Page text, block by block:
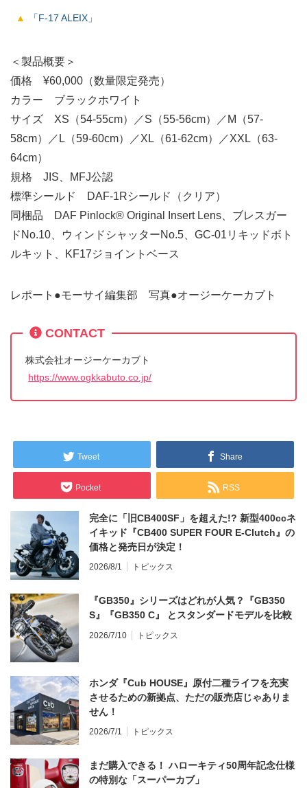
「F-17 ALEIX」
＜製品概要＞
価格 ¥60,000（数量限定発売）
カラー ブラックホワイト
サイズ XS（54-55cm）／S（55-56cm）／M（57-
58cm）／L（59-60cm）／XL（61-62cm）／XXL（63-
64cm）
規格 JIS、MFJ公認
標準シールド DAF-1Rシールド（クリア）
同梱品 DAF Pinlock® Original Insert Lens、ブレスガー
ドNo.10、ウィンドシャッターNo.5、GC-01リキッドボト
ルキット、KF17ジョイントベース
レポート●モーサイ編集部 写真●オージーケーカブト
CONTACT
株式会社オージーケーカブト
https://www.ogkkabuto.co.jp/
Tweet Share
Pocket RSS
完全に「旧CB400SF」を超えた!? 新型400ccネ
イキッド『CB400 SUPER FOUR E-Clutch』の
価格と発売日が決定！
2026/8/1 トピックス
『GB350』シリーズはどれが人気？『GB350
S』『GB350 C』 とスタンダードモデルを比較
2026/7/10 トピックス
ホンダ『Cub HOUSE』原付二種ライフを充実
させるための新拠点、ただの販売店じゃありま
せん！
2026/7/1 トピックス
まだ購入できる！ ハローキティ50周年記念仕様
の特別な「スーパーカブ」